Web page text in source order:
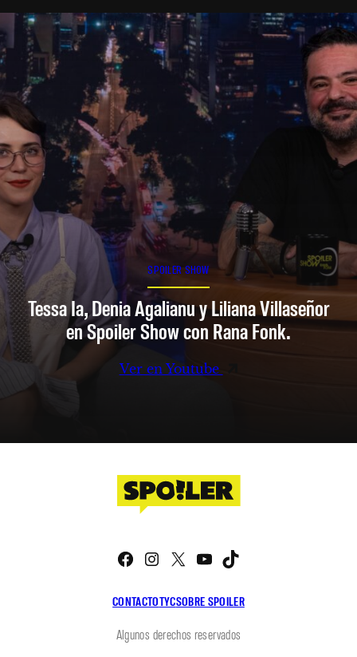
SPOILER SHOW
Tessa Ia, Denia Agalianu y Liliana Villaseñor
en Spoiler Show con Rana Fonk.
Ver en Youtube
CONTACTOTYCSOBRE SPOILER
Facebook
Instagram
X YouTube
Algunos derechos reservados